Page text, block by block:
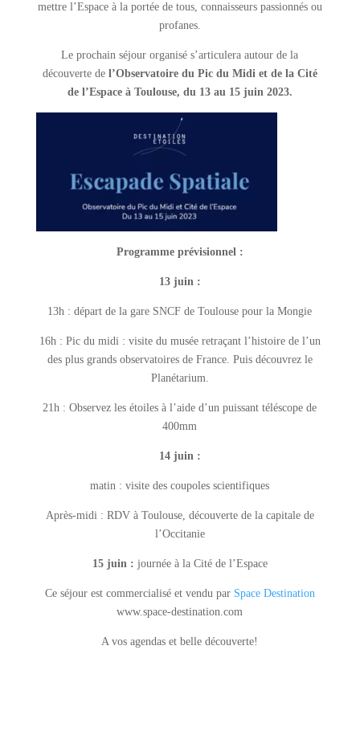
mettre l’Espace à la portée de tous, connaisseurs passionnés ou
profanes.
Le prochain séjour organisé s’articulera autour de la
découverte de l’Observatoire du Pic du Midi et de la Cité
de l’Espace à Toulouse, du 13 au 15 juin 2023.
Programme prévisionnel :
13 juin :
13h : départ de la gare SNCF de Toulouse pour la Mongie
16h : Pic du midi : visite du musée retraçant l’histoire de l’un
des plus grands observatoires de France. Puis découvrez le
Planétarium.
21h : Observez les étoiles à l’aide d’un puissant téléscope de
400mm
14 juin :
matin : visite des coupoles scientifiques
Après-midi : RDV à Toulouse, découverte de la capitale de
l’Occitanie
15 juin : journée à la Cité de l’Espace
Ce séjour est commercialisé et vendu par Space Destination
www.space-destination.com
A vos agendas et belle découverte!